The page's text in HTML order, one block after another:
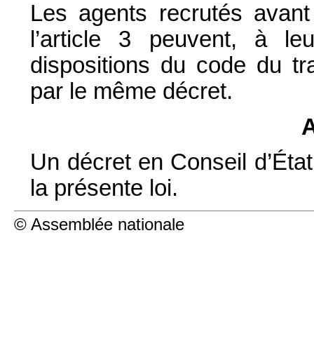
Les agents recrutés
l’article 3 peuvent, à
dispositions du code du
par le même décret.
Un décret en Conseil
la présente loi.
© Assemblée nationale